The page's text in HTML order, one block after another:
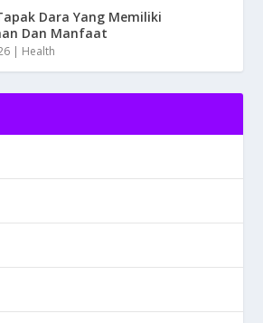
Dara Yang Memiliki
Dan Manfaat
| Health